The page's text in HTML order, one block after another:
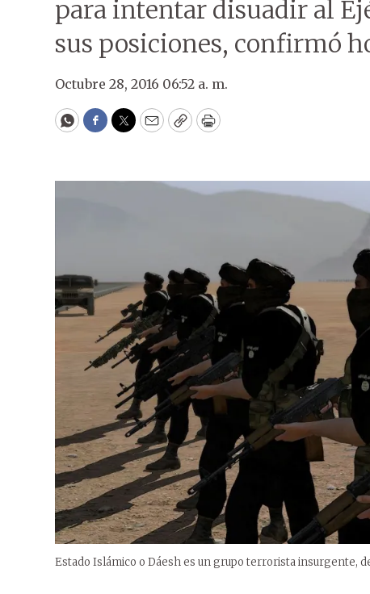
para intentar disuadir al
sus posiciones, confirmó
Octubre 28, 2016 06:52 a. m.
WhatsApp
Facebook
Twitter
EmailCopyPrint
Estado Islámico o Dáesh es un grupo terrorista insurgente,